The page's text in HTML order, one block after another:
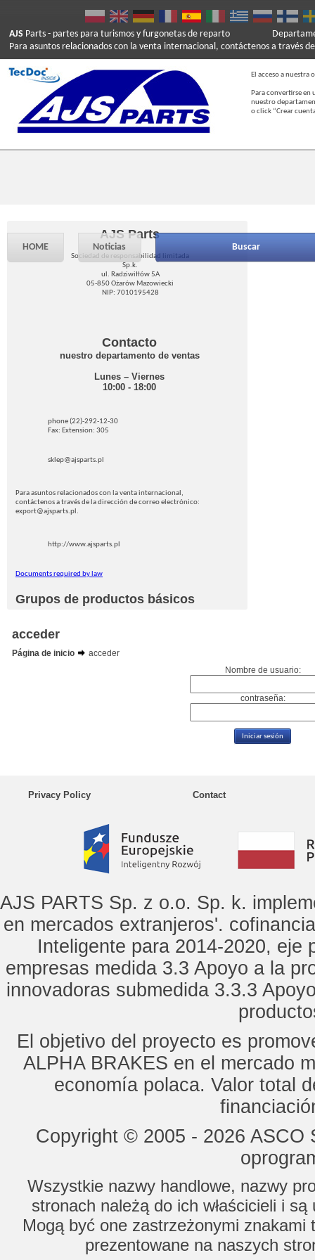
AJS Parts - partes para turismos y furgonetas de reparto
Para asuntos relacionados con la venta internacional, contáctenos a través
El acceso a nuestra
Para convertirse en
nuestro
o click “Crear
HOME Noticias Buscar
AJS Parts
Sociedad de responsabilidad limitada
Sp.k.
ul. Radziwiłłów 5A
05-850 Ożarów Mazowiecki
NIP: 7010195428
Contacto
nuestro departamento de ventas
Lunes – Viernes
10:00 - 18:00
phone (22)-292-12-30
Fax: Extension: 305
sklep@ajsparts.pl
Para asuntos relacionados con la venta internacional,
contáctenos a través de la dirección de correo electrónico:
export@ajsparts.pl.
http://www.ajsparts.pl
Documents required by law
Grupos de productos básicos
acceder
Página de inicio
acceder
Nombre de usuario:
contraseña:
Privacy Policy Contact
AJS PARTS Sp. z o.o. Sp. k.
en mercados extranjeros'.
Inteligente para 2014-2020, eje
empresas medida 3.3 Apoyo a la
innovadoras submedida 3.3.3
El objetivo del proyecto es
ALPHA BRAKES en el mercado
economía polaca. Valor total
Copyright © 2005 - 2026
Wszystkie nazwy handlowe, nazwy
stronach należą do ich właścicieli i
Mogą być one zastrzeżonymi znakami
prezentowane na naszych